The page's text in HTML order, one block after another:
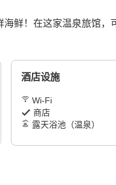
鲜！在这家温泉旅馆，
酒店设施
Wi-Fi
商店
露天浴池（温泉）